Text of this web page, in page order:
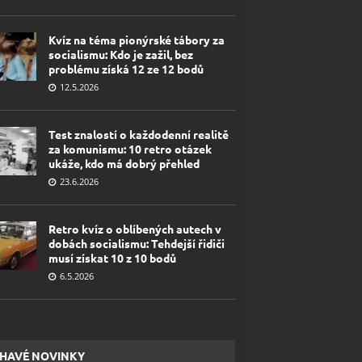
Kvíz na téma pionýrské tábory za
socialismu: Kdo je zažil, bez
problému získá 12 ze 12 bodů
12.5.2026
Test znalostí o každodenní realitě
za komunismu: 10 retro otázek
ukáže, kdo má dobrý přehled
23.6.2026
Retro kvíz o oblíbených autech v
dobách socialismu: Tehdejší řidiči
musí získat 10 z 10 bodů
6.5.2026
NOVINKY